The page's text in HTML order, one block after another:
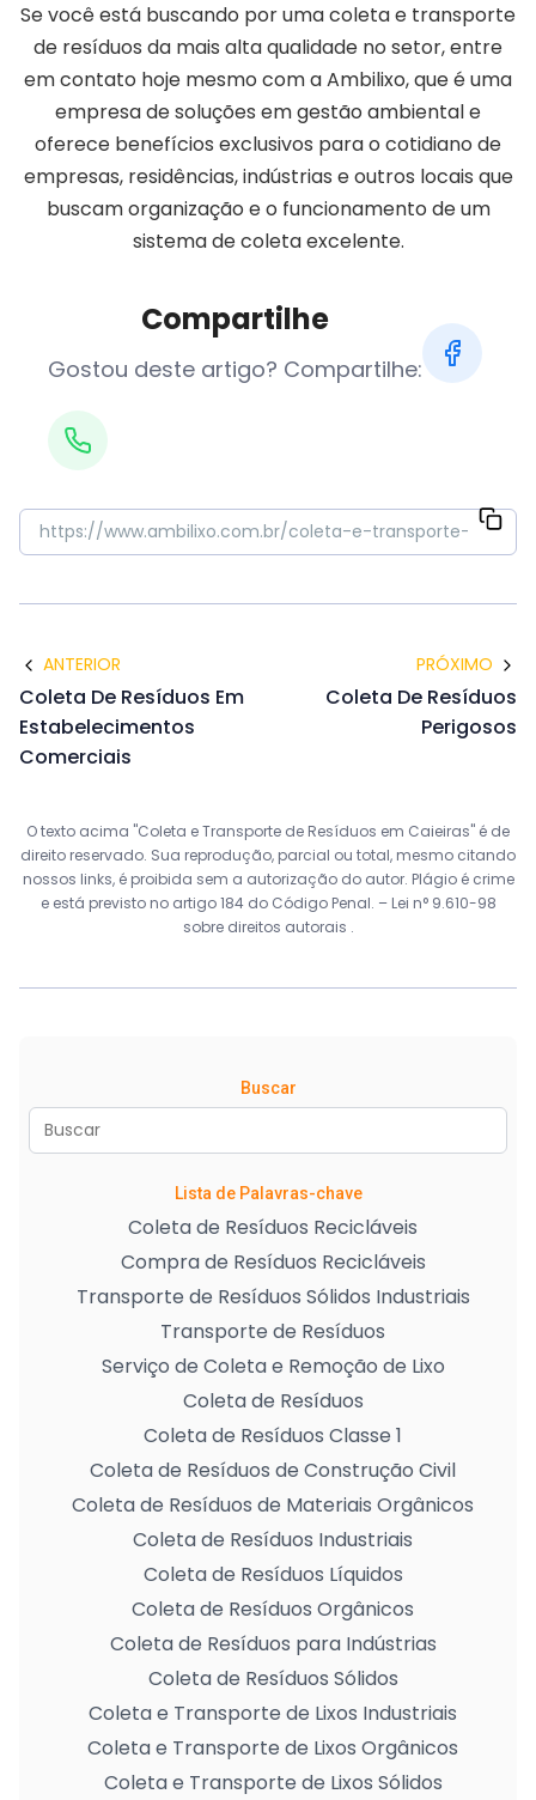
Se você está buscando por uma coleta e transporte
de resíduos da mais alta qualidade no setor, entre
em contato hoje mesmo com a Ambilixo, que é uma
empresa de soluções em gestão ambiental e
oferece benefícios exclusivos para o cotidiano de
empresas, residências, indústrias e outros locais que
buscam organização e o funcionamento de um
sistema de coleta excelente.
Compartilhe
Gostou deste artigo? Compartilhe:
ANTERIOR
Coleta De Resíduos Em
Estabelecimentos
Comerciais
PRÓXIMO
Coleta De Resíduos
Perigosos
O texto acima "Coleta e Transporte de Resíduos em Caieiras" é de
direito reservado. Sua reprodução, parcial ou total, mesmo citando
nossos links, é proibida sem a autorização do autor. Plágio é crime
e está previsto no artigo 184 do Código Penal. – Lei n° 9.610-98
sobre direitos autorais .
Buscar
Lista de Palavras-chave
Coleta de Resíduos Recicláveis
Compra de Resíduos Recicláveis
Transporte de Resíduos Sólidos Industriais
Transporte de Resíduos
Serviço de Coleta e Remoção de Lixo
Coleta de Resíduos
Coleta de Resíduos Classe 1
Coleta de Resíduos de Construção Civil
Coleta de Resíduos de Materiais Orgânicos
Coleta de Resíduos Industriais
Coleta de Resíduos Líquidos
Coleta de Resíduos Orgânicos
Coleta de Resíduos para Indústrias
Coleta de Resíduos Sólidos
Coleta e Transporte de Lixos Industriais
Coleta e Transporte de Lixos Orgânicos
Coleta e Transporte de Lixos Sólidos